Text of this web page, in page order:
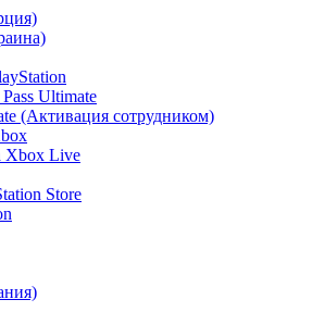
Ultimate
(Активация сотрудником)
Xbox Live
Store